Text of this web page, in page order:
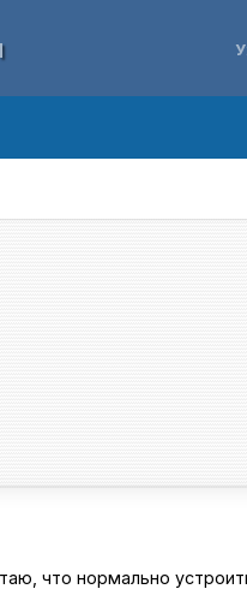
что нормально